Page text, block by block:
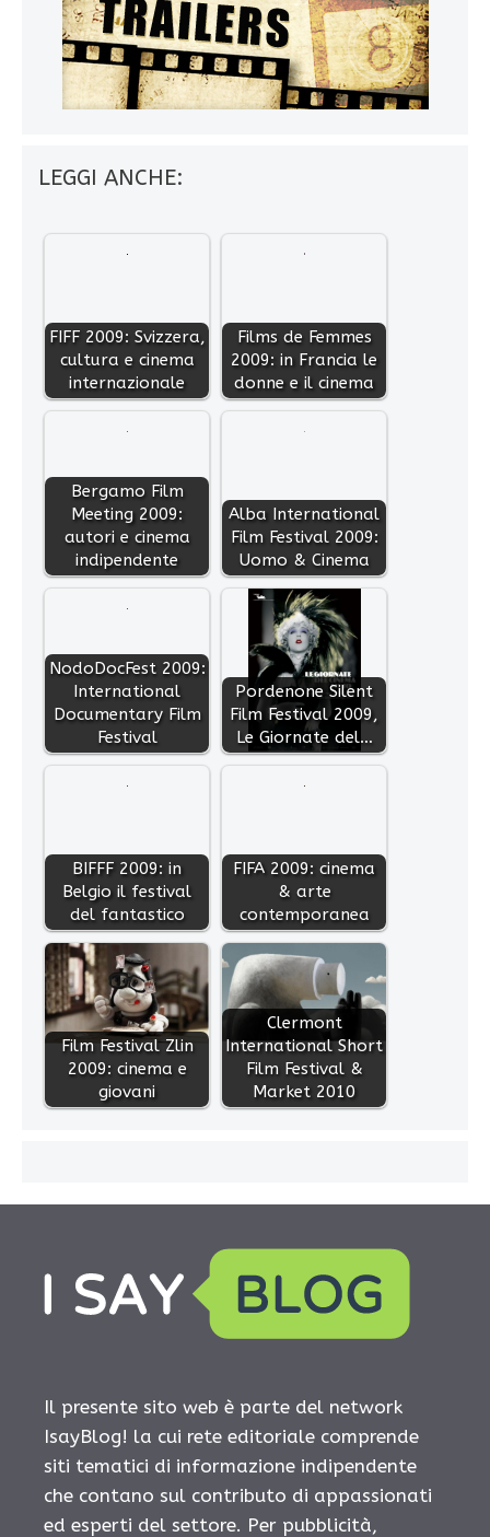
LEGGI ANCHE:
FIFF 2009: Svizzera,
cultura e cinema
internazionale
Films de Femmes
2009: in Francia le
donne e il cinema
Bergamo Film
Meeting 2009:
autori e cinema
indipendente
Alba International
Film Festival 2009:
Uomo & Cinema
NodoDocFest 2009:
International
Documentary Film
Festival
Pordenone Silent
Film Festival 2009,
Le Giornate del…
BIFFF 2009: in
Belgio il festival
del fantastico
FIFA 2009: cinema
& arte
contemporanea
Film Festival Zlin
2009: cinema e
giovani
Clermont
International Short
Film Festival &
Market 2010
Il presente sito web è parte del network
IsayBlog! la cui rete editoriale comprende
siti tematici di informazione indipendente
che contano sul contributo di appassionati
ed esperti del settore. Per pubblicità,